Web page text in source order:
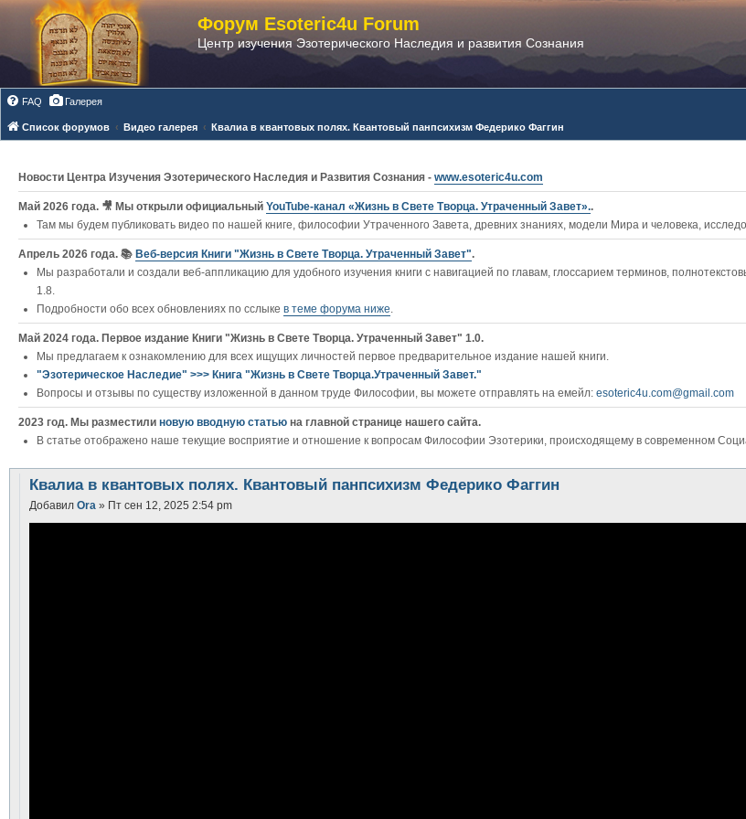
Форум Esoteric4u Forum
Центр изучения Эзотерического Наследия и развития Сознания
FAQ Галерея
Список форумов Видео галерея Квалиа в квантовых полях. Квантовый панпсихизм Федерико Фаггин
Новости Центра Изучения Эзотерического Наследия и Развития Сознания - www.esoteric4u.com
Май 2026 года. 🎥 Мы открыли официальный YouTube‑канал «Жизнь в Свете Творца. Утраченный Завет»..
Там мы будем публиковать видео по нашей книге, философии Утраченного Завета, древних знаниях, модели Мира и человека,
Апрель 2026 года. 📚 Веб-версия Книги "Жизнь в Свете Творца. Утраченный Завет".
Мы разработали и создали веб-аппликацию для удобного изучения книги c навигацией по главам, глоссарием терминов,
1.8.
Подробности обо всех обновлениях по сслыке в теме форума ниже.
Май 2024 года. Первое издание Книги "Жизнь в Свете Творца. Утраченный Завет" 1.0.
Мы предлагаем к ознакомлению для всех ищущих личностей первое предварительное издание нашей книги.
"Эзотерическое Наследие" >>> Книга "Жизнь в Свете Творца.Утраченный Завет."
Вопросы и отзывы по существу изложенной в данном труде Философии, вы можете отправлять на емейл: esoteric4u.com@gmail.com
2023 год. Мы разместили новую вводную статью на главной странице нашего сайта.
В статье отображено наше текущие восприятие и отношение к вопросам Философии Эзотерики, происходящему в современном
Квалиа в квантовых полях. Квантовый панпсихизм Федерико Фаггин
Добавил Ora » Пт сен 12, 2025 2:54 pm